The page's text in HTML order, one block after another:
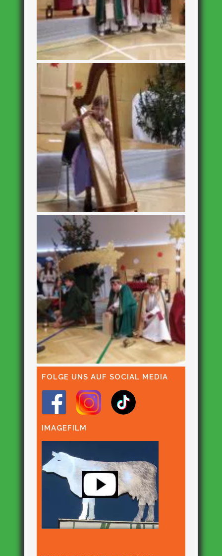
FOLGE UNS AUF SOCIAL MEDIA
IMAGEFILM